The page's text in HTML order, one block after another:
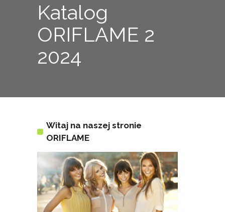
Katalog
ORIFLAME 2
2024
Witaj na naszej stronie
ORIFLAME